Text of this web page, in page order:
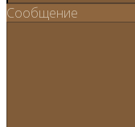
Сообщение